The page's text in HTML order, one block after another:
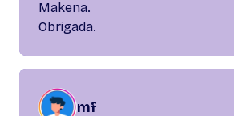
Makena.
Obrigada.
mf